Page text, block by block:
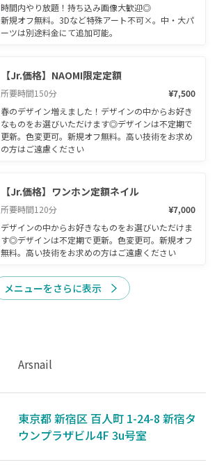
時間内やり放題！持ち込み画像大歓迎◎
新規オフ無料。3Dなど特殊アート不可×。中・大パ
ーツは別途料金にて追加可能。
【Jr.価格】NAOMI限定定額
所要時間150分
¥7,500
春のデザイン増えました！デザインの中からお好き
なものをお選びいただけます◎デザインは不定期で
更新。色変更可。新規オフ無料。高い技術をお求め
の方はご遠慮ください
【Jr.価格】ワンホン定額ネイル
所要時間120分
¥7,000
デザインの中からお好きなものをお選びいただけま
す◎デザインは不定期で更新。色変更可。新規オフ
無料。高い技術をお求めの方はご遠慮ください
メニューをさらに表示
Arsnail
東京都 新宿区 百人町 1-24-8 新宿タ
ウンプラザビル4F 3u号室